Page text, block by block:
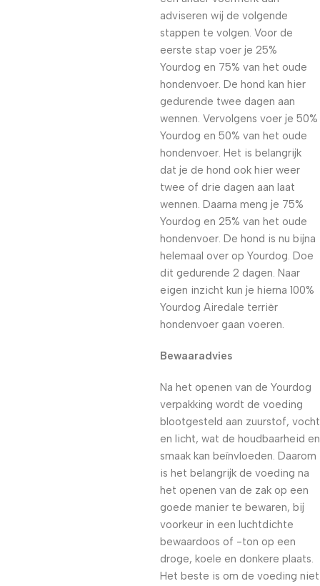
adviseren wij de volgende
stappen te volgen. Voor de
eerste stap voer je 25%
Yourdog en 75% van het oude
hondenvoer. De hond kan hier
gedurende twee dagen aan
wennen. Vervolgens voer je 50%
Yourdog en 50% van het oude
hondenvoer. Het is belangrijk
dat je de hond ook hier weer
twee of drie dagen aan laat
wennen. Daarna meng je 75%
Yourdog en 25% van het oude
hondenvoer. De hond is nu bijna
helemaal over op Yourdog. Doe
dit gedurende 2 dagen. Naar
eigen inzicht kun je hierna 100%
Yourdog Airedale terriër
hondenvoer gaan voeren.
Bewaaradvies
Na het openen van de Yourdog
verpakking wordt de voeding
blootgesteld aan zuurstof, vocht
en licht, wat de houdbaarheid en
smaak kan beïnvloeden. Daarom
is het belangrijk de voeding na
het openen van de zak op een
goede manier te bewaren, bij
voorkeur in een luchtdichte
bewaardoos of -ton op een
droge, koele en donkere plaats.
Het beste is om de voeding niet